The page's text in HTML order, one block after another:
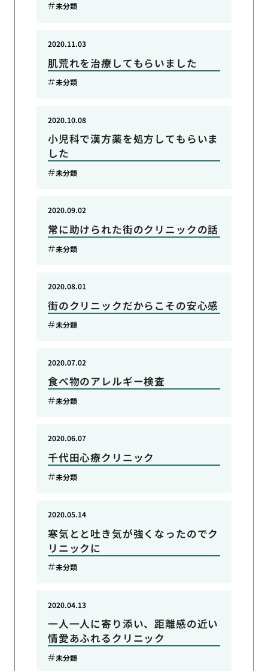
未分類
肌荒れを治療してもらいました
2020.11.03
未分類
小児科で漢方薬を処方してもらいま
した
2020.10.08
未分類
常に助けられた街のクリニックの話
2020.09.02
未分類
街のクリニックだからこその安心感
2020.08.01
未分類
食べ物のアレルギー検査
2020.07.02
未分類
千代田心療クリニック
2020.06.07
未分類
寒気とと吐き気が強くなったのでク
リニックに
2020.05.14
未分類
一人一人に寄り添い、距離感の近い
情愛あふれるクリニック
2020.04.13
未分類